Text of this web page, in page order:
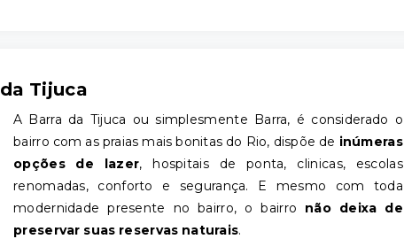
Tijuca
A Barra da Tijuca ou simplesmente Barra, é considerado o
bairro com as praias mais bonitas do Rio, dispõe de inúmeras
opções de lazer, hospitais de ponta, clinicas, escolas
renomadas, conforto e segurança. E mesmo com toda
modernidade presente no bairro, o bairro não deixa de
preservar suas reservas naturais.